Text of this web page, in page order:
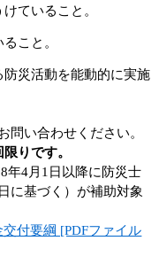
ていること。
こと。
災活動を能動的に実施
い合わせください。
りです。
年4月1日以降に防災士
に基づく）が補助対象
付要綱 [PDFファイル